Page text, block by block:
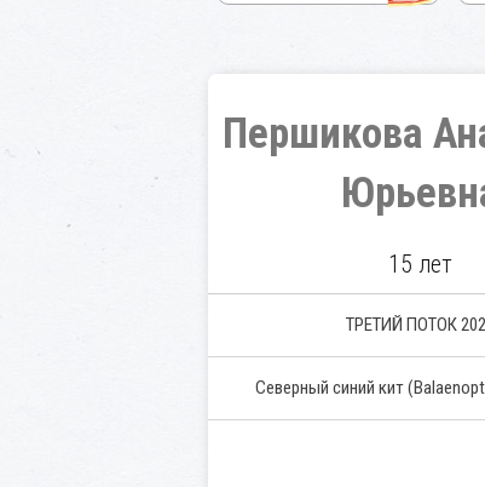
Першикова
15 лет
ТРЕТИЙ ПОТОК
Северный синий кит